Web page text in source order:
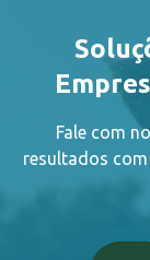
Fale com
resultados